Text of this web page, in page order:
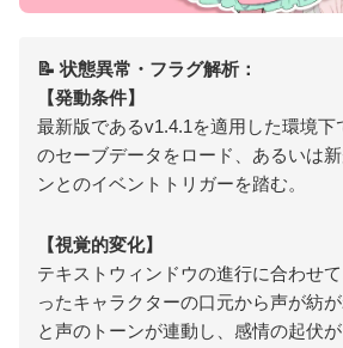
📝 状態異常・フラグ解析：
【発動条件】
最新版であるv1.4.1を適用した環境下
のセーブデータをロード、あるいは
ンとのイベントトリガーを踏む。
【視覚的変化】
テキストウィンドウの進行に合わせ
ったキャラクターの口元から声が紡
と声のトーンが連動し、感情の起伏